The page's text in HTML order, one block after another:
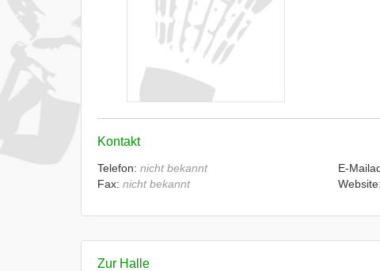
Kontakt
Telefon: nicht bekannt
Fax: nicht bekannt
E-
Website:
Zur Halle